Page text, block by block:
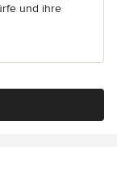
und ihre